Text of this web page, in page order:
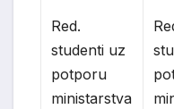
Red.
studenti uz
potporu
ministarstva